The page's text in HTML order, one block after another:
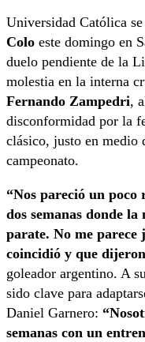
Universidad Católica
Colo este domingo en
duelo pendiente de la
molestia en la interna
Fernando Zampedri,
disconformidad por la
clásico, justo en medio
campeonato.
“Nos pareció un
dos semanas donde
parate. No me parece
coincidió y que
goleador argentino. A
sido clave para
Daniel Garnero:
semanas con un